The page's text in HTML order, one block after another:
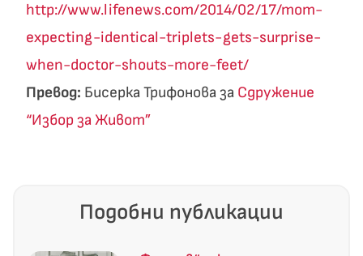
http://www.lifenews.com/2014/02/17/mom-
expecting-identical-triplets-gets-surprise-
when-doctor-shouts-more-feet/
Превод: Бисерка Трифонова за Сдружение
“Избор за Живот”
Подобни публикации